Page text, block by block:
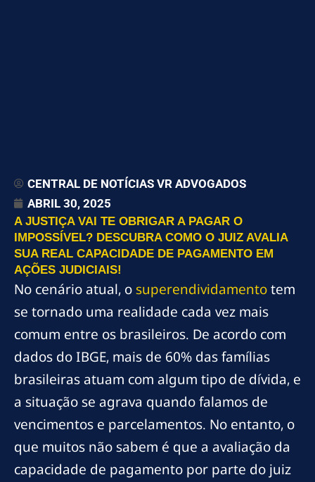
CENTRAL DE NOTÍCIAS VR ADVOGADOS
ABRIL 30, 2025
A JUSTIÇA VAI TE OBRIGAR A PAGAR O
IMPOSSÍVEL? DESCUBRA COMO O JUIZ AVALIA
SUA REAL CAPACIDADE DE PAGAMENTO EM
AÇÕES JUDICIAIS!
No cenário atual, osuperendividamentotem
se tornado uma realidade cada vez mais
comum entre os brasileiros. De acordo com
dados do IBGE, mais de 60% das famílias
brasileiras atuam com algum tipo de dívida, e
a situação se agrava quando falamos de
vencimentos e parcelamentos. No entanto, o
que muitos não sabem é que a avaliação da
capacidade de pagamento por parte do juiz